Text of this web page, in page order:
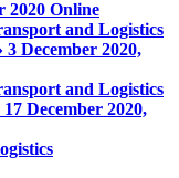
2020 Online
and Logistics
3 December 2020,
and Logistics
17 December 2020,